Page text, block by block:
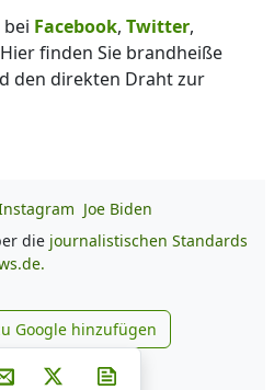
Facebook, Twitter,
finden Sie brandheiße
den direkten Draht zur
Joe Biden
die journalistischen Standards
news.de zu Google
Google hinzufügen
auf Facebook
Teilen auf Whatsapp
Teilen auf Telegram
auf Pinterest
Per E-Mail teilen
Post auf X